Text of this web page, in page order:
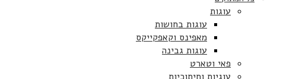
עוגות
עוגות בחושות
מאפינס וקאפקייקס
עוגות גבינה
פאי וטארט